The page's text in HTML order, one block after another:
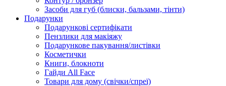
Засоби для губ (блиски, бальзами, тінти)
Подарунки
Подарункові сертифікати
Пензлики для макіяжу
Подарункове пакування/листівки
Косметички
Книги, блокноти
Гайди All Face
Товари для дому (свічки/спреї)